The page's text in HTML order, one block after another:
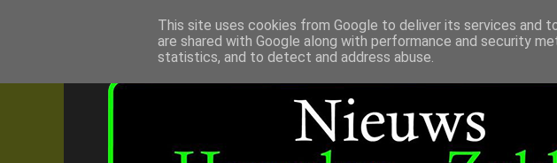
This site uses cookies from Google to deliver its services and
are shared with Google along with performance and security
statistics, and to detect and address abuse.